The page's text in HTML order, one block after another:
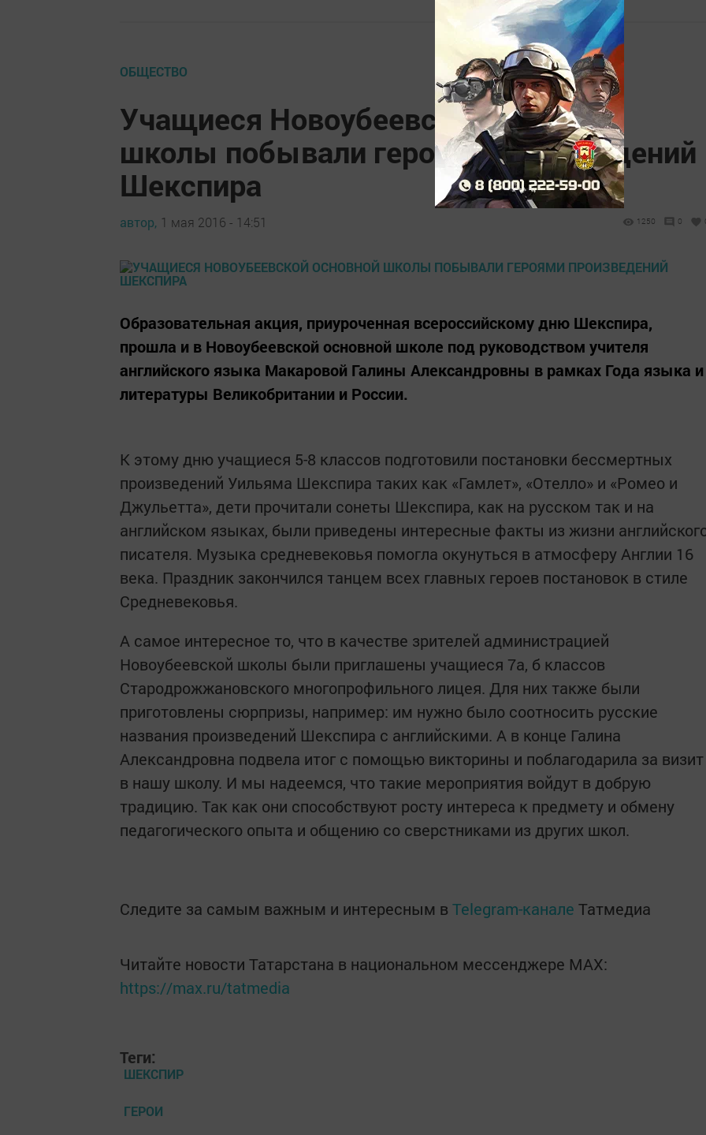
ОБЩЕСТВО
Учащиеся Новоубеевской основной
школы побывали героями произведений
Шекспира
автор, 1 мая 2016 - 14:51 1250 0
Образовательная акция, приуроченная всероссийскому дню Шекспира,
прошла и в Новоубеевской основной школе под руководством учителя
английского языка Макаровой Галины Александровны в рамках Года языка и
литературы Великобритании и России.
К этому дню учащиеся 5-8 классов подготовили постановки бессмертных
произведений Уильяма Шекспира таких как «Гамлет», «Отелло» и «Ромео и
Джульетта», дети прочитали сонеты Шекспира, как на русском так и на
английском языках, были приведены интересные факты из жизни
писателя. Музыка средневековья помогла окунуться в атмосферу Англии 16
века. Праздник закончился танцем всех главных героев постановок в стиле
Средневековья.
А самое интересное то, что в качестве зрителей администрацией
Новоубеевской школы были приглашены учащиеся 7а, б классов
Стародрожжановского многопрофильного лицея. Для них также были
приготовлены сюрпризы, например: им нужно было соотносить русские
названия произведений Шекспира с английскими. А в конце Галина
Александровна подвела итог с помощью викторины и поблагодарила за визит
в нашу школу. И мы надеемся, что такие мероприятия войдут в добрую
традицию. Так как они способствуют росту интереса к предмету и обмену
педагогического опыта и общению со сверстниками из других школ.
Следите за самым важным и интересным в Telegram-канале Татмедиа
Читайте новости Татарстана в национальном мессенджере MАХ:
https://max.ru/tatmedia
Теги:
ШЕКСПИР
ГЕРОИ